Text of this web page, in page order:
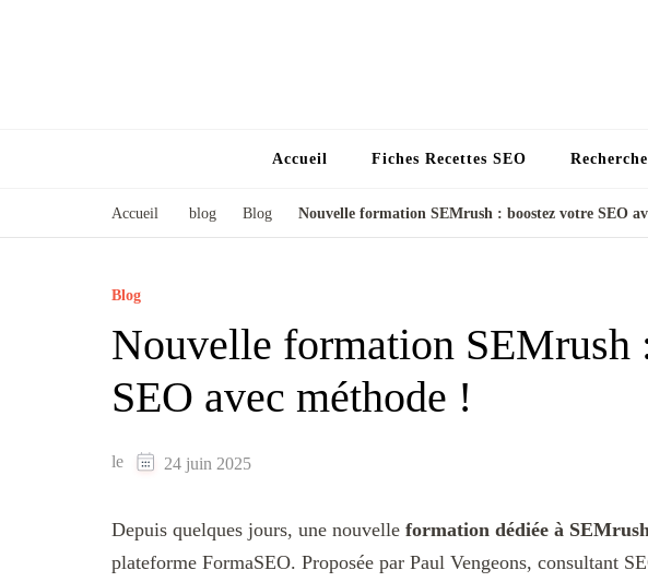
Accueil Fiches Recettes SEO
Accueil blog Blog Nouvelle formation SEMrush : boostez votre SEO
Blog
Nouvelle formation SEMrush
SEO avec méthode !
le 24 juin 2025
Depuis quelques jours, une nouvelle formation dédiée à
plateforme FormaSEO. Proposée par Paul Vengeons, consultant